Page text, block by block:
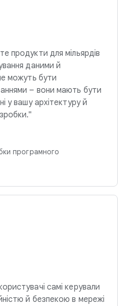
продукти для мільярдів
даними й
можуть бути
– вони мають бути
у вашу архітектуру й
програмного
самі керували
й безпекою в мережі